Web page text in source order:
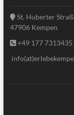
St. Huberter
47906 Kempen
+49 177 7313435